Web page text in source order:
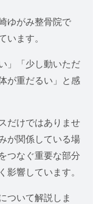
ゆがみ整骨院で
います。
」「少し動いただ
が重だるい」と感
だけではありませ
が関係している場
つなぐ重要な部分
影響しています。
ついて解説しま